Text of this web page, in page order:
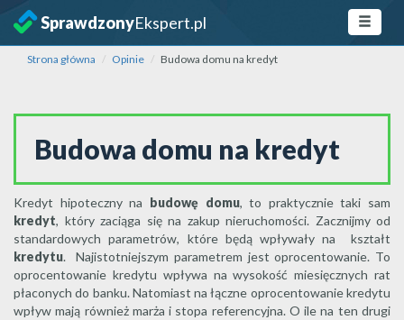
SprawdzonyEkspert.pl
Strona główna Opinie Budowa domu na kredyt
Budowa domu na kredyt
Kredyt hipoteczny na budowę domu, to praktycznie taki sam
kredyt, który zaciąga się na zakup nieruchomości. Zacznijmy od
standardowych parametrów, które będą wpływały na kształt
kredytu. Najistotniejszym parametrem jest oprocentowanie. To
oprocentowanie kredytu wpływa na wysokość miesięcznych rat
płaconych do banku. Natomiast na łączne oprocentowanie kredytu
wpływ mają również marża i stopa referencyjna. O ile na ten drugi